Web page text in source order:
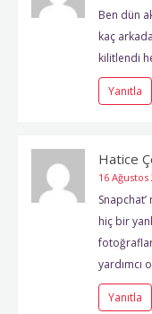
Ben dün
kaç
kilitlendi
Yanıtla
Hatice
16 Ağustos
hiç bir
yardımcı
Yanıtla